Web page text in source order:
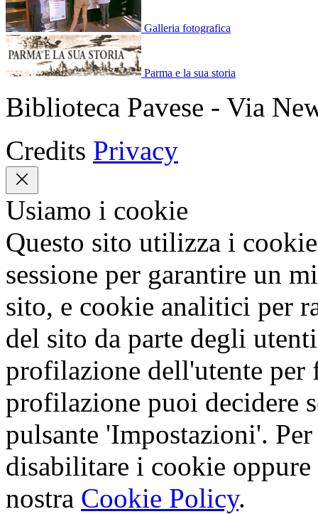
Galleria fotografica
Parma e la sua storia
Biblioteca Pavese - Via
Credits Privacy
Usiamo i cookie
Questo sito utilizza i
sessione per garantire un
sito, e cookie analitici per
del sito da parte degli
profilazione dell'utente
profilazione puoi decidere
pulsante 'Impostazioni'.
disabilitare i cookie
nostra Cookie Policy.